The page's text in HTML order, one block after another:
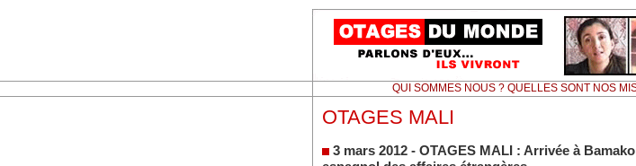
QUI SOMMES NOUS ? QUELLES SONT NOS
OTAGES MALI
3 mars 2012 - OTAGES MALI : Arrivée à